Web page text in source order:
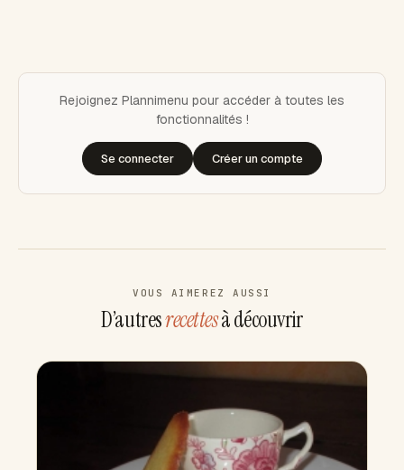
Rejoignez Plannimenu pour accéder à toutes les
fonctionnalités !
Se connecter Créer un compte
VOUS AIMEREZ AUSSI
D’autresrecettesà découvrir